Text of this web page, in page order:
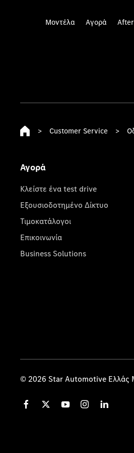
Μοντέλα Αγορά
> Customer Service >
Αγορά
Κλείστε ένα test drive
Εξουσιοδοτημένο Δίκτυο
Τιμοκατάλογοι
Επικοινωνία
Business Solutions
© 2026 Star Automotive Ελλάς